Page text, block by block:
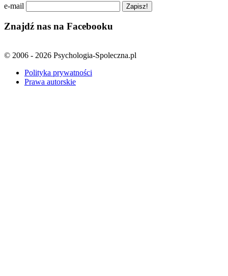
e-mail
Znajdź nas na Facebooku
© 2006 - 2026 Psychologia-Spoleczna.pl
Polityka prywatności
Prawa autorskie